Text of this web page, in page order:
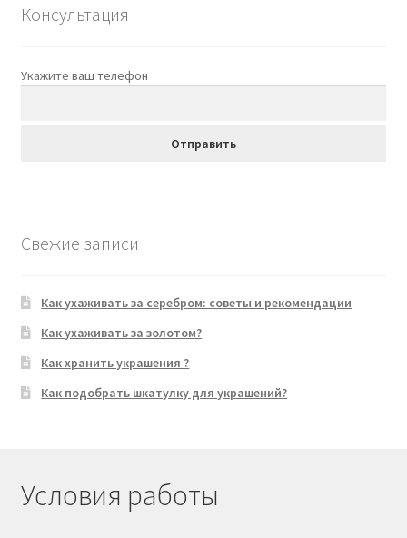
Консультация
Укажите ваш телефон
Свежие записи
Как ухаживать за серебром: советы и рекомендации
Как ухаживать за золотом?
Как хранить украшения ?
Как подобрать шкатулку для украшений?
Условия работы